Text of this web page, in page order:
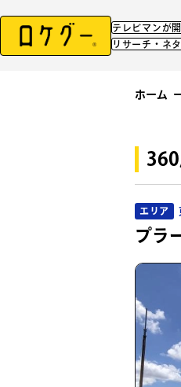
テレビマンが開
リサーチ・ネ
ホーム
エリア
プラ